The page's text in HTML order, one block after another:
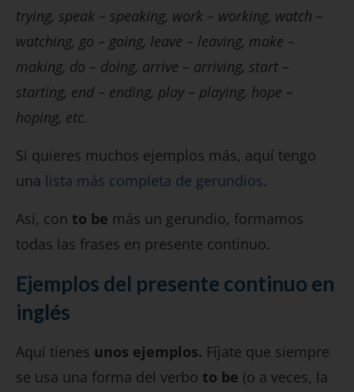
trying, speak – speaking, work – working, watch –
watching, go – going, leave – leaving, make –
making, do – doing, arrive – arriving, start –
starting, end – ending, play – playing, hope –
hoping, etc.
Si quieres muchos ejemplos más, aquí tengo
una lista más completa de gerundios.
Así, con to be más un gerundio, formamos
todas las frases en presente continuo.
Ejemplos del presente continuo en
inglés
Aquí tienes unos ejemplos. Fíjate que siempre
se usa una forma del verbo to be (o a veces, la